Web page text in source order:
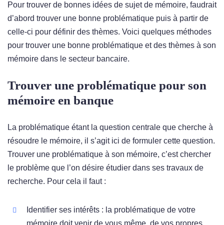
Pour trouver de bonnes idées de sujet de mémoire, faudrait
d’abord trouver une bonne problématique puis à partir de
celle-ci pour définir des thèmes. Voici quelques méthodes
pour trouver une bonne problématique et des thèmes à son
mémoire dans le secteur bancaire.
Trouver une problématique pour son
mémoire en banque
La problématique étant la question centrale que cherche à
résoudre le mémoire, il s’agit ici de formuler cette question.
Trouver une problématique à son mémoire, c’est chercher
le problème que l’on désire étudier dans ses travaux de
recherche. Pour cela il faut :
Identifier ses intérêts : la problématique de votre